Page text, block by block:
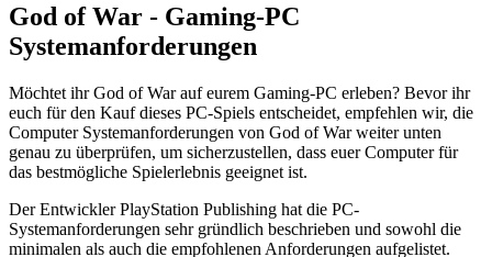
God of War - Gaming-PC
Systemanforderungen
Möchtet ihr God of War auf eurem Gaming-PC erleben? Bevor ihr
euch für den Kauf dieses PC-Spiels entscheidet, empfehlen wir, die
Computer Systemanforderungen von God of War weiter unten
genau zu überprüfen, um sicherzustellen, dass euer Computer für
das bestmögliche Spielerlebnis geeignet ist.
Der Entwickler PlayStation Publishing hat die PC-
Systemanforderungen sehr gründlich beschrieben und sowohl die
minimalen als auch die empfohlenen Anforderungen aufgelistet.